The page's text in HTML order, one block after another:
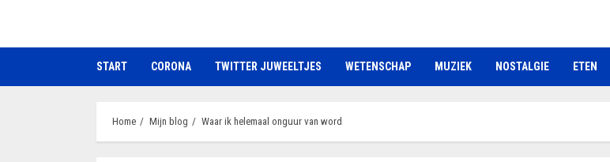
de
START CORONA TWITTER JUWEELTJES WETENSCHAP MUZIEK NOSTALGIE ETEN
Home Mijn blog Waar ik helemaal onguur van word